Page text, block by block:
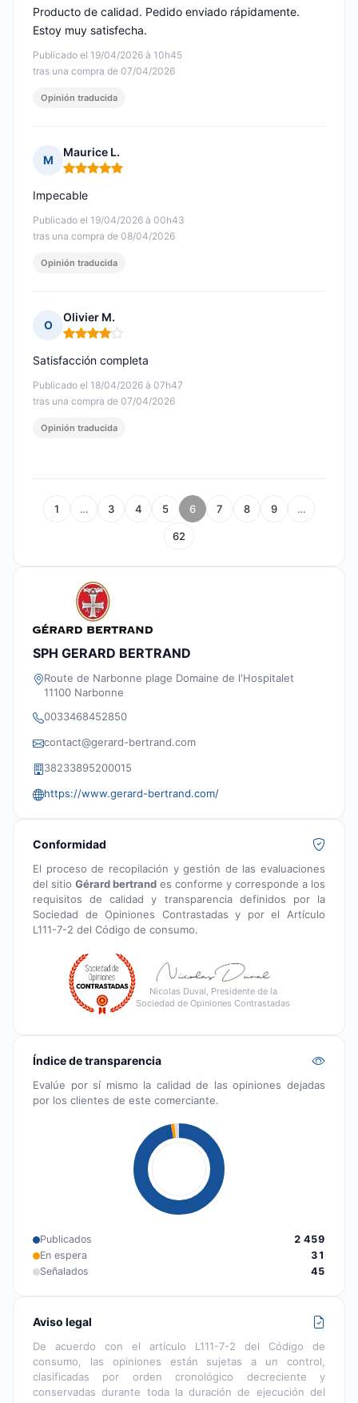
Publicado el 19/04/2026 à 10h45
tras una compra de 07/04/2026
Producto de calidad. Pedido enviado rápidamente.
Estoy muy satisfecha.
Opinión traducida
M
Maurice L.
Nota: 5 de 5
Publicado el 19/04/2026 à 00h43
tras una compra de 08/04/2026
Impecable
Opinión traducida
O
Olivier M.
Nota: 4 de 5
Publicado el 18/04/2026 à 07h47
tras una compra de 07/04/2026
Satisfacción completa
Opinión traducida
1 … 3 4 5 6 7 8 9 …
62
SPH GERARD BERTRAND
Route de Narbonne plage Domaine de l'Hospitalet
11100 Narbonne
0033468452850
contact@gerard-bertrand.com
38233895200015
https://www.gerard-bertrand.com/
Conformidad
El proceso de recopilación y gestión de las evaluaciones
del sitio Gérard bertrand es conforme y corresponde a los
requisitos de calidad y transparencia definidos por la
Sociedad de Opiniones Contrastadas y por el Artículo
L111-7-2 del Código de consumo.
Nicolas Duval, Presidente de la
Sociedad de Opiniones Contrastadas
Índice de transparencia
Evalúe por sí mismo la calidad de las opiniones dejadas
por los clientes de este comerciante.
Publicados
2 459
En espera
31
Señalados
45
Aviso legal
De acuerdo con el artículo L111-7-2 del Código de
consumo, las opiniones están sujetas a un control,
clasificadas por orden cronológico decreciente y
conservadas durante toda la duración de ejecución del